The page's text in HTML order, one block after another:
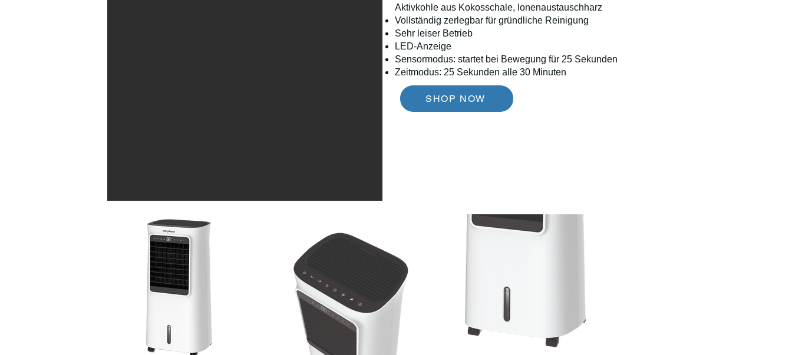
Aktivkohle aus Kokosschale, Ionenaustauschharz
Vollständig zerlegbar für gründliche Reinigung
Sehr leiser Betrieb
LED-Anzeige
Sensormodus: startet bei Bewegung für 25 Sekunden
Zeitmodus: 25 Sekunden alle 30 Minuten
SHOP NOW